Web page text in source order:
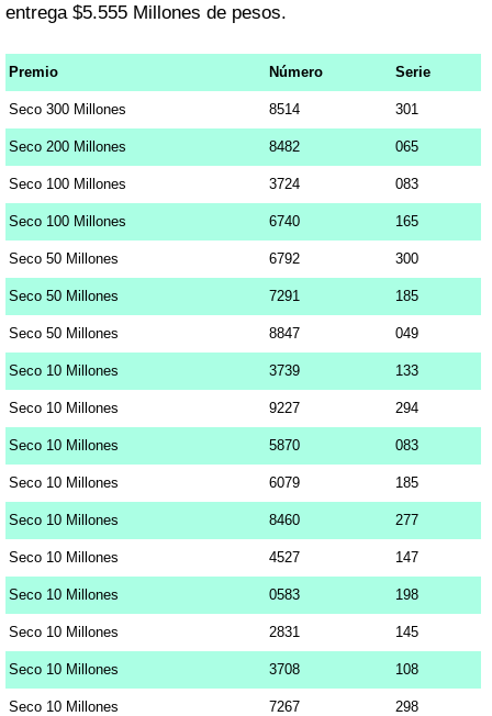
entrega $5.555 Millones de pesos.
Premio Número Serie
Seco 300 Millones 8514 301
Seco 200 Millones 8482 065
Seco 100 Millones 3724 083
Seco 100 Millones 6740 165
Seco 50 Millones 6792 300
Seco 50 Millones 7291 185
Seco 50 Millones 8847 049
Seco 10 Millones 3739 133
Seco 10 Millones 9227 294
Seco 10 Millones 5870 083
Seco 10 Millones 6079 185
Seco 10 Millones 8460 277
Seco 10 Millones 4527 147
Seco 10 Millones 0583 198
Seco 10 Millones 2831 145
Seco 10 Millones 3708 108
Seco 10 Millones 7267 298